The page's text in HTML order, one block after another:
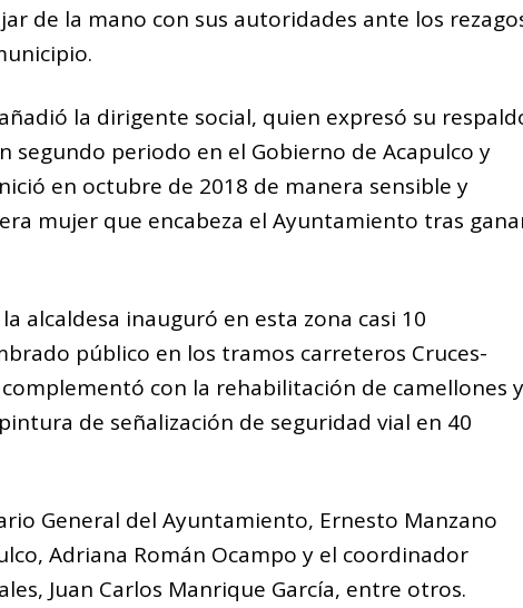
de la mano con sus autoridades ante los
la dirigente social, quien expresó su
segundo periodo en el Gobierno de Acapulco y
en octubre de 2018 de manera sensible y
mujer que encabeza el Ayuntamiento tras
alcaldesa inauguró en esta zona casi 10
público en los tramos carreteros Cruces-
con la rehabilitación de camellones y
de señalización de seguridad vial en 40
General del Ayuntamiento, Ernesto Manzano
Adriana Román Ocampo y el coordinador
Juan Carlos Manrique García, entre otros.